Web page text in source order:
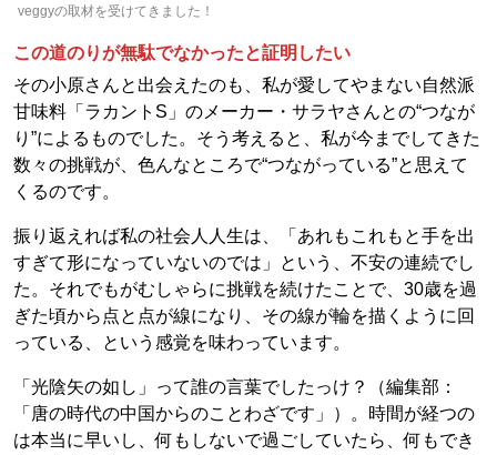
veggyの取材を受けてきました！
この道のりが無駄でなかったと証明したい
その小原さんと出会えたのも、私が愛してやまない自然派
甘味料「ラカントS」のメーカー・サラヤさんとの“つなが
り”によるものでした。そう考えると、私が今までしてきた
数々の挑戦が、色んなところで“つながっている”と思えて
くるのです。
振り返えれば私の社会人人生は、「あれもこれもと手を出
すぎて形になっていないのでは」という、不安の連続でし
た。それでもがむしゃらに挑戦を続けたことで、30歳を過
ぎた頃から点と点が線になり、その線が輪を描くように回
っている、という感覚を味わっています。
「光陰矢の如し」って誰の言葉でしたっけ？（編集部：
「唐の時代の中国からのことわざです」）。時間が経つの
は本当に早いし、何もしないで過ごしていたら、何もでき